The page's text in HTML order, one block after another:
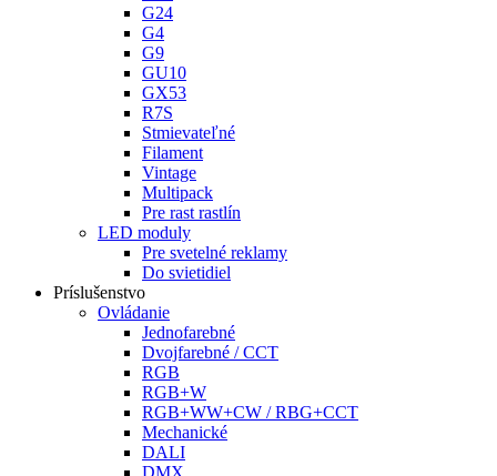
G24
G4
G9
GU10
GX53
R7S
Stmievateľné
Filament
Vintage
Multipack
Pre rast rastlín
LED moduly
Pre svetelné reklamy
Do svietidiel
Príslušenstvo
Ovládanie
Jednofarebné
Dvojfarebné / CCT
RGB
RGB+W
RGB+WW+CW / RBG+CCT
Mechanické
DALI
DMX